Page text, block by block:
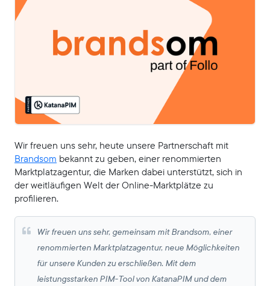
Wir freuen uns sehr, heute unsere Partnerschaft mit
Brandsom bekannt zu geben, einer renommierten
Marktplatzagentur, die Marken dabei unterstützt, sich in
der weitläufigen Welt der Online-Marktplätze zu
profilieren.
Wir freuen uns sehr, gemeinsam mit Brandsom, einer
renommierten Marktplatzagentur, neue Möglichkeiten
für unsere Kunden zu erschließen. Mit dem
leistungsstarken PIM-Tool von KatanaPIM und dem